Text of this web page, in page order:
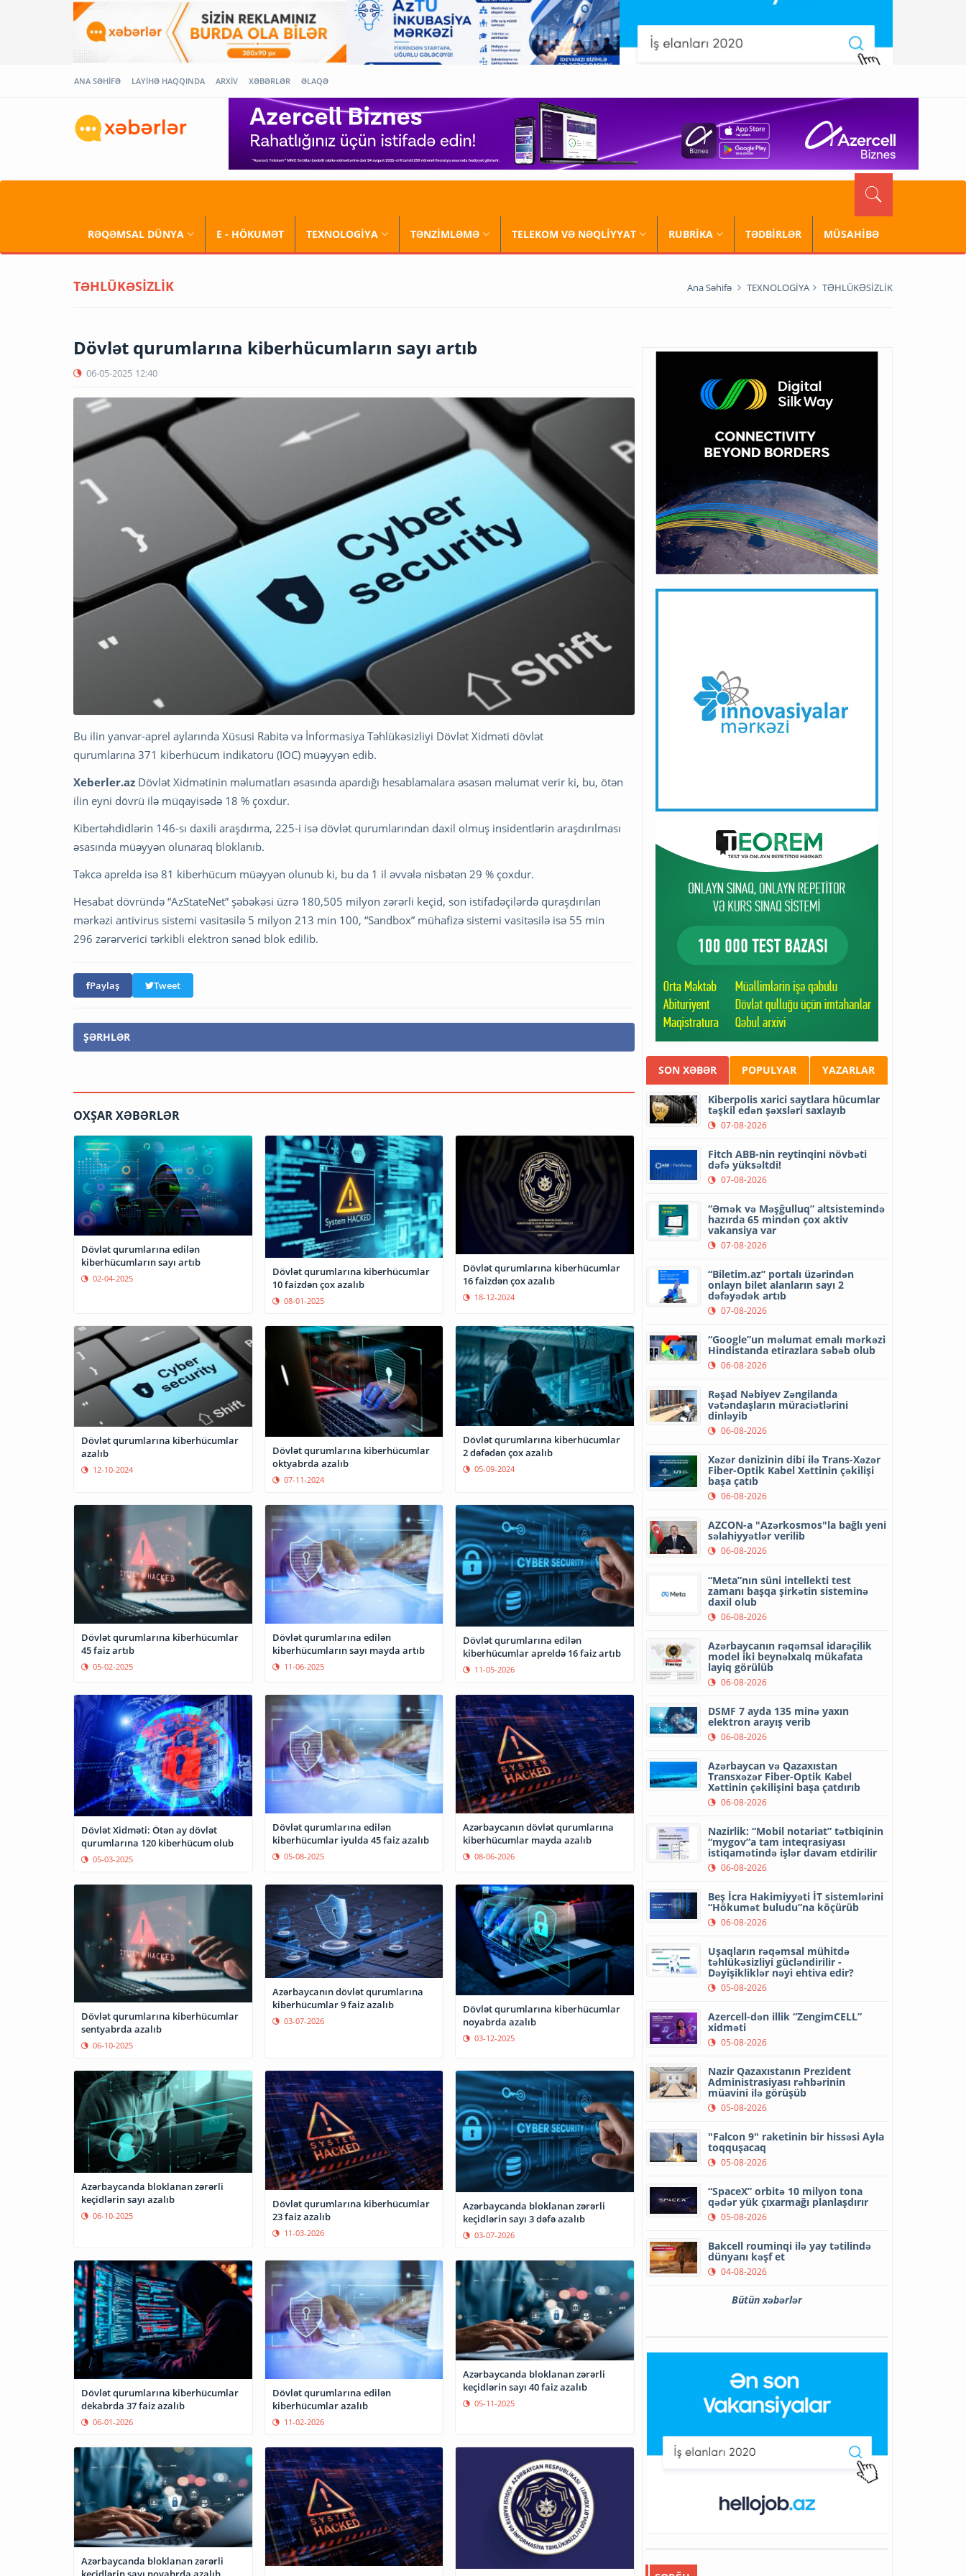
ANA SƏHİFƏ LAYİHƏ HAQQINDA ARXİV XƏBƏRLƏR ƏLAQƏ
RƏQƏMSAL DÜNYA E - HÖKUMƏT TEXNOLOGİYA TƏNZİMLƏMƏ TELEKOM VƏ NƏQLİYYAT RUBRİKA TƏDBİRLƏR MÜSAHİBƏ
TƏHLÜKƏSİZLİK Ana Səhifə TEXNOLOGİYA TƏHLÜKƏSİZLİK
Dövlət qurumlarına kiberhücumların sayı artıb
06-05-2025 12:40
Bu ilin yanvar-aprel aylarında Xüsusi Rabitə və İnformasiya Təhlükəsizliyi Dövlət Xidməti dövlət
qurumlarına 371 kiberhücum indikatoru (IOC) müəyyən edib.
Xeberler.az Dövlət Xidmətinin məlumatları əsasında apardığı hesablamalara əsasən məlumat verir ki, bu, ötən
ilin eyni dövrü ilə müqayisədə 18 % çoxdur.
Kibertəhdidlərin 146-sı daxili araşdırma, 225-i isə dövlət qurumlarından daxil olmuş insidentlərin araşdırılması
əsasında müəyyən olunaraq bloklanıb.
Təkcə apreldə isə 81 kiberhücum müəyyən olunub ki, bu da 1 il əvvələ nisbətən 29 % çoxdur.
Hesabat dövründə “AzStateNet” şəbəkəsi üzrə 180,505 milyon zərərli keçid, son istifadəçilərdə quraşdırılan
mərkəzi antivirus sistemi vasitəsilə 5 milyon 213 min 100, “Sandbox” mühafizə sistemi vasitəsilə isə 55 min
296 zərərverici tərkibli elektron sənəd blok edilib.
Paylaş Tweet
ŞƏRHLƏR
OXŞAR XƏBƏRLƏR
Dövlət qurumlarına edilən
kiberhücumların sayı artıb
02-04-2025
Dövlət qurumlarına kiberhücumlar
10 faizdən çox azalıb
08-01-2025
Dövlət qurumlarına kiberhücumlar
16 faizdən çox azalıb
18-12-2024
Dövlət qurumlarına kiberhücumlar
azalıb
12-10-2024
Dövlət qurumlarına kiberhücumlar
oktyabrda azalıb
07-11-2024
Dövlət qurumlarına kiberhücumlar
2 dəfədən çox azalıb
05-09-2024
Dövlət qurumlarına kiberhücumlar
45 faiz artıb
05-02-2025
Dövlət qurumlarına edilən
kiberhücumların sayı mayda artıb
11-06-2025
Dövlət qurumlarına edilən
kiberhücumlar apreldə 16 faiz artıb
11-05-2026
Dövlət Xidməti: Ötən ay dövlət
qurumlarına 120 kiberhücum olub
05-03-2025
Dövlət qurumlarına edilən
kiberhücumlar iyulda 45 faiz azalıb
05-08-2025
Azərbaycanın dövlət qurumlarına
kiberhücumlar mayda azalıb
08-06-2026
Dövlət qurumlarına kiberhücumlar
sentyabrda azalıb
06-10-2025
Azərbaycanın dövlət qurumlarına
kiberhücumlar 9 faiz azalıb
03-07-2026
Dövlət qurumlarına kiberhücumlar
noyabrda azalıb
03-12-2025
Azərbaycanda bloklanan zərərli
keçidlərin sayı azalıb
06-10-2025
Dövlət qurumlarına kiberhücumlar
23 faiz azalıb
11-03-2026
Azərbaycanda bloklanan zərərli
keçidlərin sayı 3 dəfə azalıb
03-07-2026
Dövlət qurumlarına kiberhücumlar
dekabrda 37 faiz azalıb
06-01-2026
Dövlət qurumlarına edilən
kiberhücumlar azalıb
11-02-2026
Azərbaycanda bloklanan zərərli
keçidlərin sayı 40 faiz azalıb
05-11-2025
Azərbaycanda bloklanan zərərli
SON XƏBƏR POPULYAR YAZARLAR
Kiberpolis xarici saytlara hücumlar
təşkil edən şəxsləri saxlayıb
07-08-2026
Fitch ABB-nin reytinqini növbəti
dəfə yüksəltdi!
07-08-2026
“Əmək və Məşğulluq” altsistemində
hazırda 65 mindən çox aktiv
vakansiya var
07-08-2026
“Biletim.az” portalı üzərindən
onlayn bilet alanların sayı 2
dəfəyədək artıb
07-08-2026
“Google”un məlumat emalı mərkəzi
Hindistanda etirazlara səbəb olub
06-08-2026
Rəşad Nəbiyev Zəngilanda
vətəndaşların müraciətlərini
dinləyib
06-08-2026
Xəzər dənizinin dibi ilə Trans-Xəzər
Fiber-Optik Kabel Xəttinin çəkilişi
başa çatıb
06-08-2026
AZCON-a "Azərkosmos"la bağlı yeni
səlahiyyətlər verilib
06-08-2026
“Meta”nın süni intellekti test
zamanı başqa şirkətin sisteminə
daxil olub
06-08-2026
Azərbaycanın rəqəmsal idarəçilik
model iki beynəlxalq mükafata
layiq görülüb
06-08-2026
DSMF 7 ayda 135 minə yaxın
elektron arayış verib
06-08-2026
Azərbaycan və Qazaxıstan
Transxəzər Fiber-Optik Kabel
Xəttinin çəkilişini başa çatdırıb
06-08-2026
Nazirlik: “Mobil notariat” tətbiqinin
“mygov”a tam inteqrasiyası
istiqamətində işlər davam etdirilir
06-08-2026
Beş İcra Hakimiyyəti İT sistemlərini
“Hökumət buludu”na köçürüb
06-08-2026
Uşaqların rəqəmsal mühitdə
təhlükəsizliyi gücləndirilir -
Dəyişikliklər nəyi ehtiva edir?
05-08-2026
Azercell-dən illik “ZengimCELL”
xidməti
05-08-2026
Nazir Qazaxıstanın Prezident
Administrasiyası rəhbərinin
müavini ilə görüşüb
05-08-2026
"Falcon 9" raketinin bir hissəsi Ayla
toqquşacaq
05-08-2026
“SpaceX” orbitə 10 milyon tona
qədər yük çıxarmağı planlaşdırır
05-08-2026
Bakcell rouminqi ilə yay tətilində
dünyanı kəşf et
04-08-2026
Bütün xəbərlər